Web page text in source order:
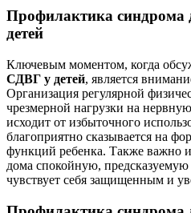
Профилактика синдрома
детей
Ключевым моментом, когда
СДВГ у детей, является
Организация регулярной
чрезмерной нагрузки на
исходит от избыточного
благоприятно сказывается на
функций ребенка. Также важно
дома спокойную,
чувствует себя защищенным и